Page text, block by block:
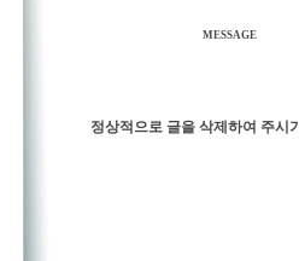
MESSAGE
정상적으로 글을 삭제하여 주시